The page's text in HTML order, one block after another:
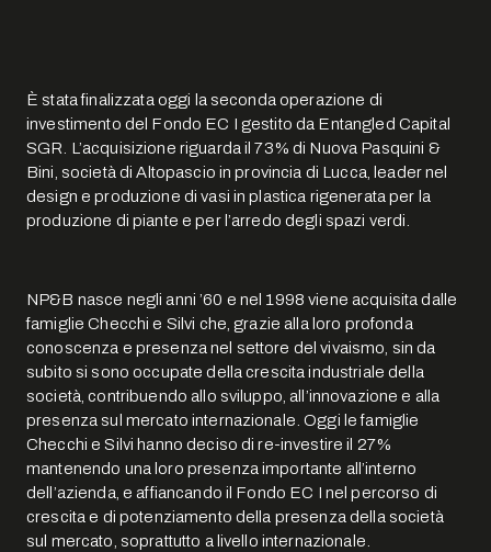
È stata finalizzata oggi la seconda operazione di
investimento del Fondo EC I gestito da Entangled Capital
SGR. L’acquisizione riguarda il 73% di Nuova Pasquini &
Bini, società di Altopascio in provincia di Lucca, leader nel
design e produzione di vasi in plastica rigenerata per la
produzione di piante e per l’arredo degli spazi verdi.
NP&B nasce negli anni ’60 e nel 1998 viene acquisita dalle
famiglie Checchi e Silvi che, grazie alla loro profonda
conoscenza e presenza nel settore del vivaismo, sin da
subito si sono occupate della crescita industriale della
società, contribuendo allo sviluppo, all’innovazione e alla
presenza sul mercato internazionale. Oggi le famiglie
Checchi e Silvi hanno deciso di re-investire il 27%
mantenendo una loro presenza importante all’interno
dell’azienda, e affiancando il Fondo EC I nel percorso di
crescita e di potenziamento della presenza della società
sul mercato, soprattutto a livello internazionale.